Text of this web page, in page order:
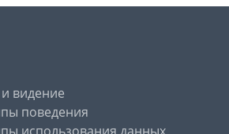
видение
поведения